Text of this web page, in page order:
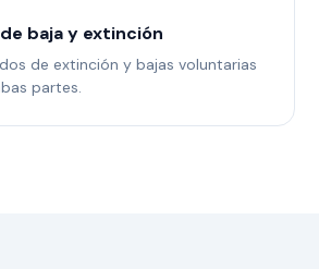
baja y extinción
de extinción y bajas voluntarias
partes.